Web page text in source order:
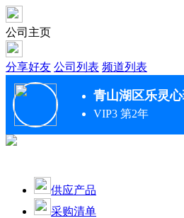
公司主页
分享好友 公司列表 频道列表
青山湖区乐灵
VIP3 第2年
供应产品
采购清单